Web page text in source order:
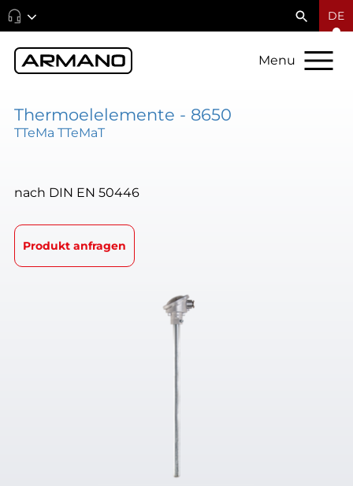
DE
Menu
Thermoelelemente - 8650
TTeMa TTeMaT
nach DIN EN 50446
Produkt anfragen